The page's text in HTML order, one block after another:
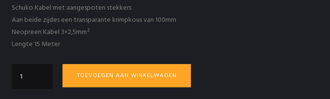
Schuko Kabel met aangespoten stekkers
Aan beide zijdes een transparante krimpkous van 100mm
Neopreen Kabel 3×2,5mm²
Lengte 15 Meter
Verleng
TOEVOEGEN AAN WINKELWAGEN